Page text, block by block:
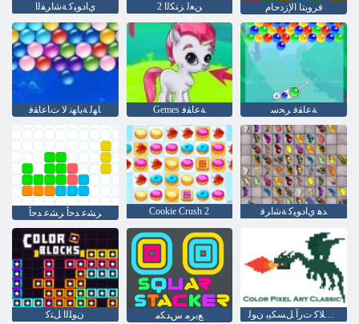
ﻱﺍﺩﻮﻴﻛ ﺔﺷﺍﺮﻔﻟﺍ 2 ﻦﻌﻟ ﺰﻨﻜﻟﺍ فرويتا الإزدحام
ﺎﻬﻟ ﺔﻳﺎﻬﻧ ﻻ ﺕﺎﻋﺎﻘﻓ Gemes ﺔﻋﺎﻘﻓ ﺔﻋﺎﻘﻓ ﺮﺤﺳ
ﺮﺸﻋ ﺪﺣﺃ ﺮﺸﻋ ﺪﺣﺃ Cookie Crush 2 ﺪﻫ ﻱﺍﺩﻮﻴﻛ ﺔﺷﺍﺮﻓ
ﻥﻮﻠﻟﺍ ﻞﺘﻛ ﻊﺑﺮﻣ ﺱﺪﻜﻣ ﻚﻴﺳﻼ ﻛ ﺕﺭﺁ ﻞﺴﻜﻴﺑ ﻥﻮﻟ